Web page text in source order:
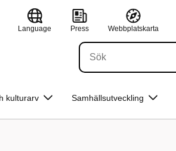
Language Press Webbplatskarta
kulturarv Samhällsutveckling